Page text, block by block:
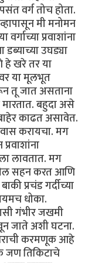
वर्ग तोच होता.
मी मनोमन
प्रवाशांना
उघड्या
हे खरे तर या
या मूलभूत
तू जात असताना
मारतात. बहुदा असे
काढत असावेत.
करायचा. मग
लावतात. मग
सहन करत आणि
प्रचंड गर्दीच्या
धोका.
गंभीर जखमी
जाते अशी घटना.
करमणूक आहे
जण तिकिटाचे